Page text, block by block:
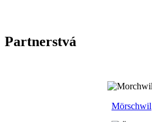
Partnerstvá
Mörschwil